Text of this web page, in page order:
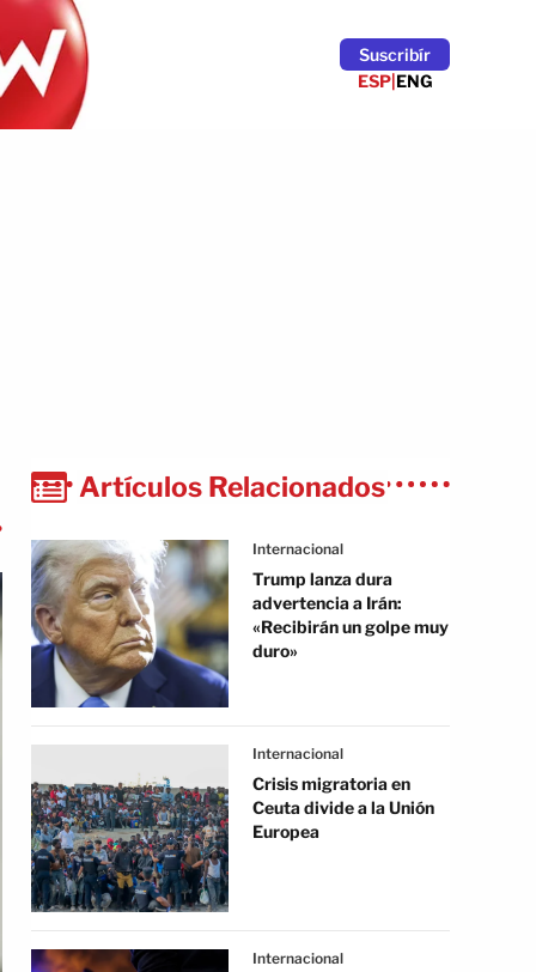
Suscribír
ESP|ENG
Artículos Relacionados
Internacional
Trump lanza dura
advertencia a Irán:
«Recibirán un golpe muy
duro»
Internacional
Crisis migratoria en
Ceuta divide a la Unión
Europea
Internacional